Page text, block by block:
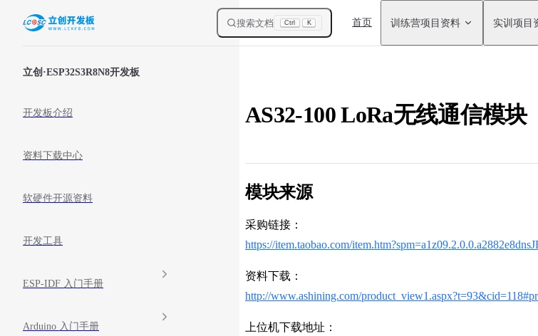
Skip to content 搜索文档 Ctrl K
Main Navigation
首页 训练营项目资料 实训项目
立创·ESP32S3R8N8开发板
开发板介绍
资料下载中心
软硬件开源资料
开发工具
ESP-IDF 入门手册
Arduino 入门手册
AS32-100 LoRa无线通信模块
模块来源
采购链接：
https://item.taobao.com/
资料下载：
http://www.ashining.com/
上位机下载地址：